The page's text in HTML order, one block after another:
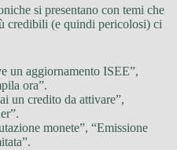
si presentano con temi che
credibili (e quindi pericolosi) ci
un aggiornamento ISEE”,
ora”.
un credito da attivare”,
monete”, “Emissione